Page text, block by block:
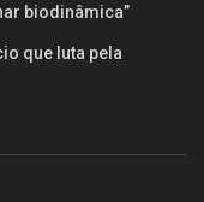
biodinâmica”
que luta pela